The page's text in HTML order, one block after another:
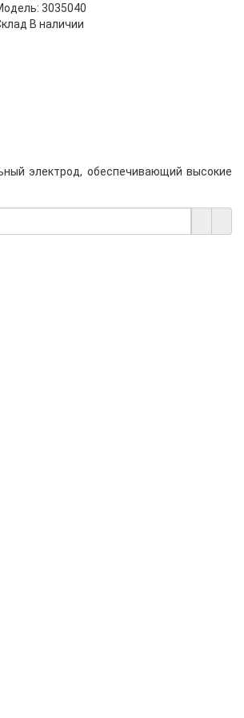
3035040
В наличии
электрод, обеспечивающий высокие